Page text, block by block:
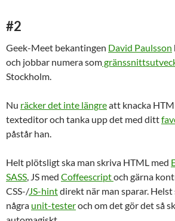
#2
Geek-Meet bekantingen David Paulsson
och jobbar numera som
Stockholm.
Nu räcker det inte längreatt knacka
texteditor och tanka upp det med ditt
påstår han.
Helt plötsligt ska man skriva HTML med
SASS, JS med Coffeescriptoch gärna
CSS-/JS-hintdirekt när man sparar. Helst
några unit-testeroch om det gör det så